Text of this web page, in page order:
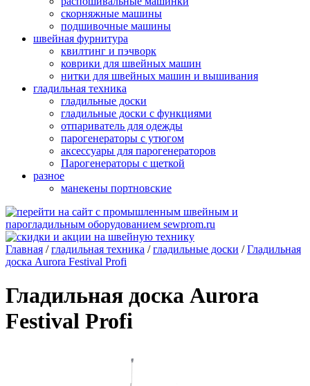
скорняжные машины
подшивочные машины
швейная фурнитура
квилтинг и пэчворк
коврики для швейных машин
нитки для швейных машин и вышивания
гладильная техника
гладильные доски
гладильные доски с функциями
отпариватель для одежды
парогенераторы с утюгом
аксессуары для парогенераторов
Парогенераторы с щеткой
разное
манекены портновские
Главная /гладильная техника /гладильные доски /Гладильная
доска Aurora Festival Profi
Гладильная доска Aurora
Festival Profi